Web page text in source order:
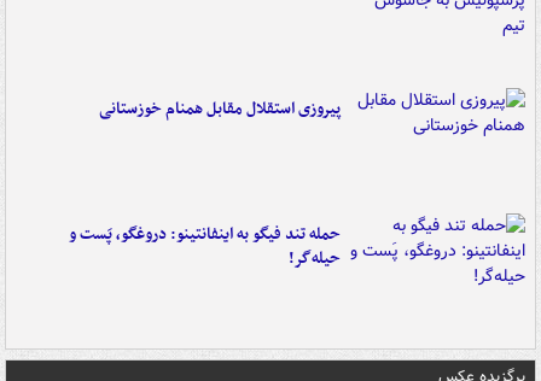
پیروزی استقلال مقابل همنام خوزستانی
حمله تند فیگو به اینفانتینو: دروغگو، پَست‌ و
حیله‌گر!